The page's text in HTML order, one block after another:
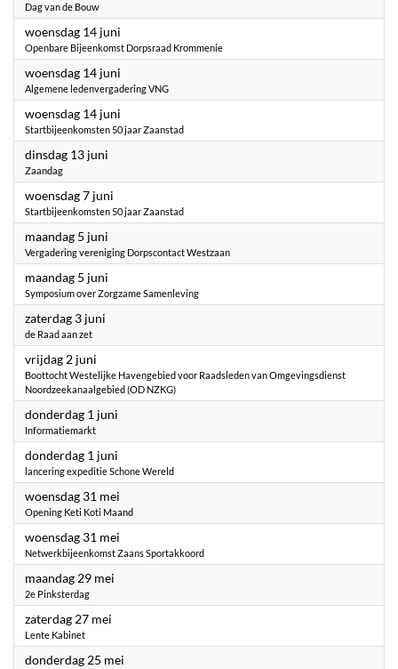
Dag van de Bouw
woensdag 14 juni
Openbare Bijeenkomst Dorpsraad Krommenie
woensdag 14 juni
Algemene ledenvergadering VNG
woensdag 14 juni
Startbijeenkomsten 50 jaar Zaanstad
dinsdag 13 juni
Zaandag
woensdag 7 juni
Startbijeenkomsten 50 jaar Zaanstad
maandag 5 juni
Vergadering vereniging Dorpscontact Westzaan
maandag 5 juni
Symposium over Zorgzame Samenleving
zaterdag 3 juni
de Raad aan zet
vrijdag 2 juni
Boottocht Westelijke Havengebied voor Raadsleden van Omgevingsdienst
Noordzeekanaalgebied (OD NZKG)
donderdag 1 juni
Informatiemarkt
donderdag 1 juni
lancering expeditie Schone Wereld
woensdag 31 mei
Opening Keti Koti Maand
woensdag 31 mei
Netwerkbijeenkomst Zaans Sportakkoord
maandag 29 mei
2e Pinksterdag
zaterdag 27 mei
Lente Kabinet
donderdag 25 mei